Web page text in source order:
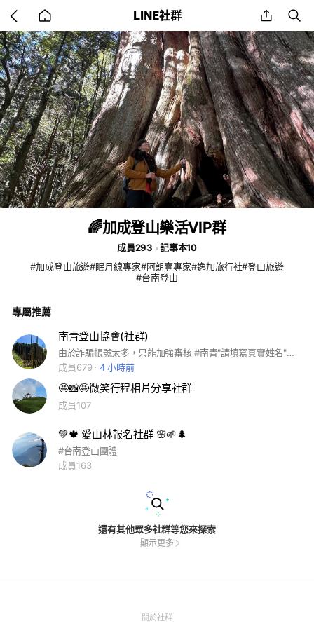
back
to
home
LINE社群 share
🌈加成登山樂活VIP群
成員293
記事本10
#加成登山旅遊#眠月線專家#阿朗壹專家#逸加旅行社#登山旅遊
#台南登山
專屬推薦
南青登山協會(社群)
由於詐騙帳號太多，只能加強審核 #南青"請填寫真實姓名"，並聯絡南青報名處line:680dick
成員679
4 小時前
🤩📸🤩微笑行程相片分享社群
成員107
💚🍁 愛山林報名社群 🌸🌱🌲
#台南登山團體
成員163
還有其他眾多社群等您來探索
顯示更多
關於社群(Open